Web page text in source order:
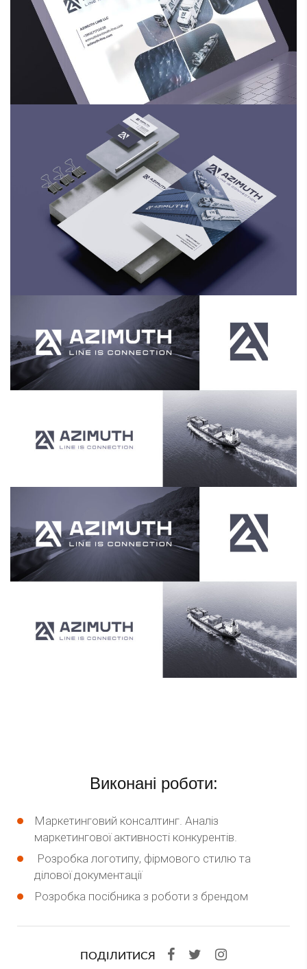
Виконані роботи:
Маркетинговий консалтинг. Аналіз
маркетингової активності конкурентів.
Розробка логотипу, фірмового стилю та
ділової документації
Розробка посібника з роботи з брендом
ПОДІЛИТИСЯ